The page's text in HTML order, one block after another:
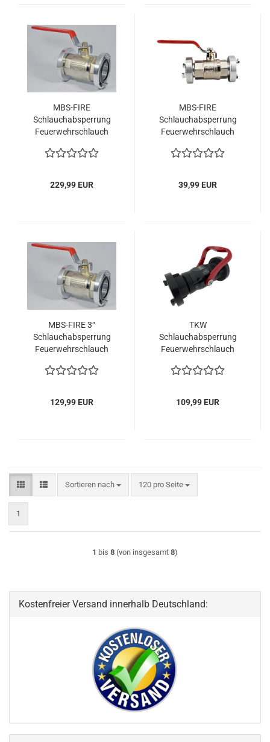
MBS-FIRE
Schlauchabsperrung
Feuerwehrschlauch
PN16 Absperrorgan
229,99 EUR
MBS-FIRE
Schlauchabsperrung
Feuerwehrschlauch
PN16
39,99 EUR
MBS-FIRE 3“
Schlauchabsperrung
Feuerwehrschlauch
PN16 Absperrorgan
129,99 EUR
TKW
Schlauchabsperrung
Feuerwehrschlauch
109,99 EUR
Sortieren nach
Sortieren nach 120 pro Seite
pro Seite
1
1 bis 8 (von insgesamt 8)
Kostenfreier Versand innerhalb Deutschland: